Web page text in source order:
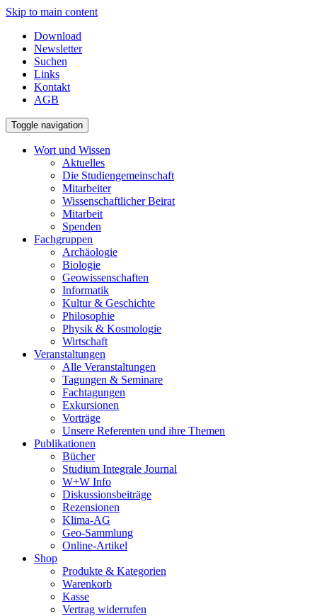
Skip to main content
Download
Newsletter
Suchen
Links
Kontakt
AGB
Toggle navigation
Wort und Wissen
Aktuelles
Die Studiengemeinschaft
Mitarbeiter
Wissenschaftlicher Beirat
Mitarbeit
Spenden
Fachgruppen
Archäologie
Biologie
Geowissenschaften
Informatik
Kultur & Geschichte
Philosophie
Physik & Kosmologie
Wirtschaft
Veranstaltungen
Alle Veranstaltungen
Tagungen & Seminare
Fachtagungen
Exkursionen
Vorträge
Unsere Referenten und ihre Themen
Publikationen
Bücher
Studium Integrale Journal
W+W Info
Diskussionsbeiträge
Rezensionen
Klima-AG
Geo-Sammlung
Online-Artikel
Shop
Produkte & Kategorien
Warenkorb
Kasse
Vertrag widerrufen